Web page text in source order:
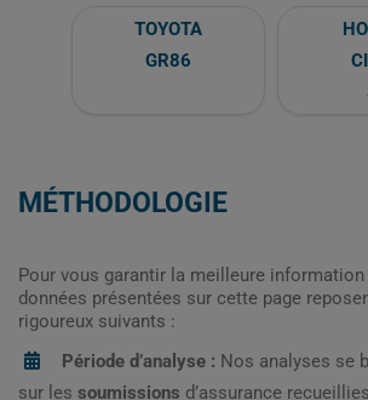
TOYOTA
GR86
MÉTHODOLOGIE
Pour vous garantir la meilleure
données présentées sur cette page
rigoureux suivants :
Période d’analyse : Nos analyses se
sur les soumissions d’assurance